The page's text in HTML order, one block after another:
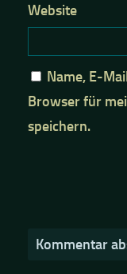
Website
Name, E-
Browser für
speichern.